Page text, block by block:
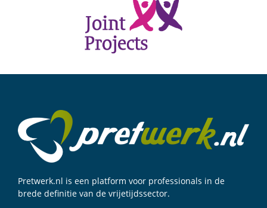
Pretwerk.nl is een platform voor professionals in de
brede definitie van de vrijetijdssector.